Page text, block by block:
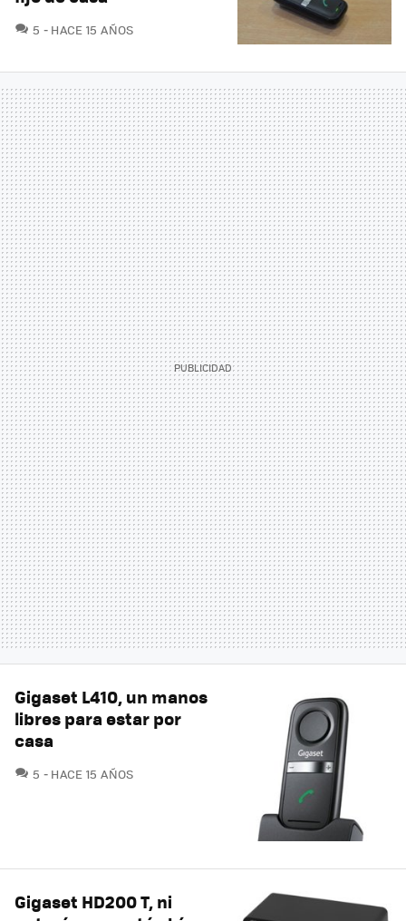
5 COMENTARIOS
HACE 15 AÑOS
Gigaset L410, un manos
libres para estar por
casa
5 COMENTARIOS
HACE 15 AÑOS
Gigaset HD200 T, ni